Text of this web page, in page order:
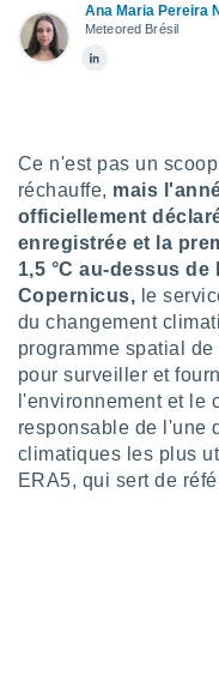
et
»,
qu'ils
ou
de
le
ainsi
la
Ana Maria Pereira
Meteored Brésil
Ce n'est pas un
réchauffe, mais
officiellement
enregistrée et la
1,5 °C au-dessus
Copernicus, le
du changement
programme spatial
pour surveiller et
l'environnement et le
responsable de l'une
climatiques les plus
ERA5, qui sert de